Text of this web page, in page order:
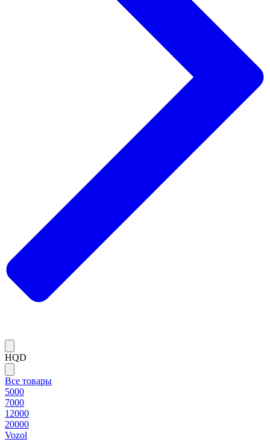
HQD
Все товары
5000
7000
12000
20000
Vozol